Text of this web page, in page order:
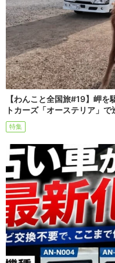
【わんこと全国旅#19】岬
トカーズ「オーステリア」
特集